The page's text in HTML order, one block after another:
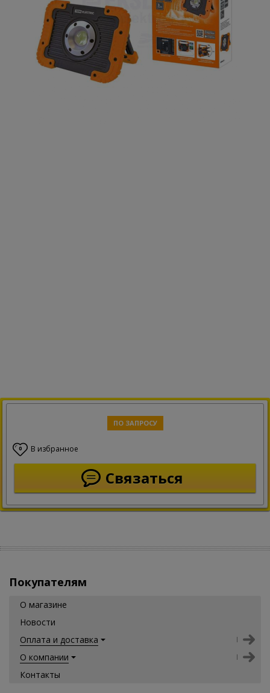
ПО ЗАПРОСУ
0 В избранное
Связаться
Покупателям
О магазине
Новости
Оплата и доставка
О компании
Контакты